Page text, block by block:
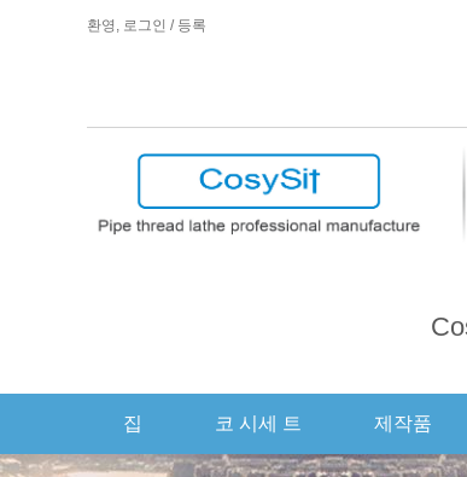
환영, 로그인 / 등록
집 코 시세 트 제작품